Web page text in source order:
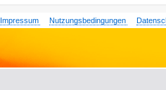
Impressum Nutzungsbedingungen